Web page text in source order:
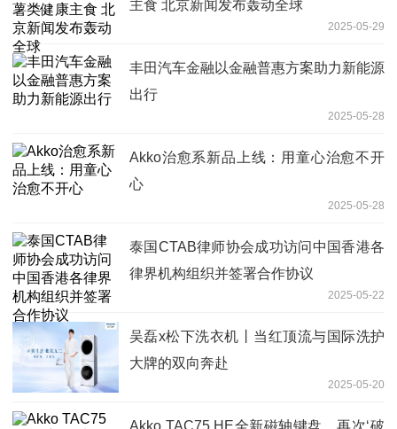
主食 北京新闻发布轰动全球
2025-05-29
丰田汽车金融以金融普惠方案助力新能源
出行
2025-05-28
Akko治愈系新品上线：用童心治愈不开
心
2025-05-28
泰国CTAB律师协会成功访问中国香港各
律界机构组织并签署合作协议
2025-05-22
吴磊x松下洗衣机丨当红顶流与国际洗护
大牌的双向奔赴
2025-05-20
Akko TAC75 HE全新磁轴键盘，再次‘破